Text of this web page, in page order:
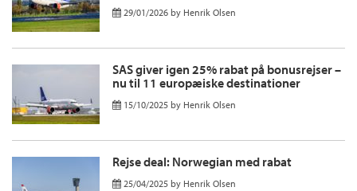
29/01/2026 by Henrik Olsen
SAS giver igen 25% rabat på bonusrejser –
nu til 11 europæiske destinationer
15/10/2025 by Henrik Olsen
Rejse deal: Norwegian med rabat
25/04/2025 by Henrik Olsen